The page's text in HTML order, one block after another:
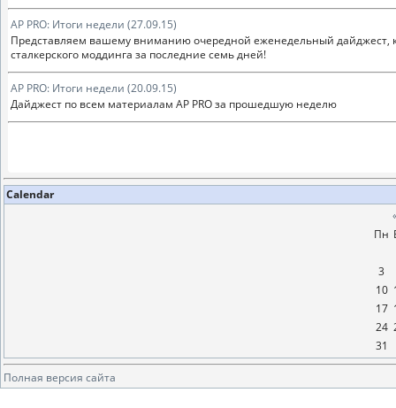
AP PRO: Итоги недели (27.09.15)
Представляем вашему вниманию очередной еженедельный дайджест,
сталкерского моддинга за последние семь дней!
AP PRO: Итоги недели (20.09.15)
Дайджест по всем материалам AP PRO за прошедшую неделю
Calendar
Пн
3
10
17
24
31
Полная версия сайта